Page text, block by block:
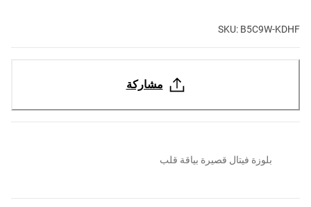
SKU: B5C9W-KDHF
مشاركة
بلوزة فيتال قصيرة بياقة قلب